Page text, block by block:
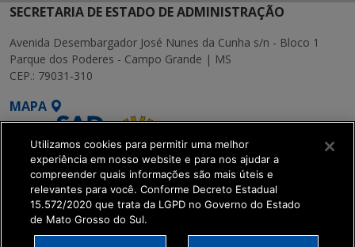
SECRETARIA DE ESTADO DE ADMINISTRAÇÃO
Avenida Desembargador José Nunes da Cunha s/n - Bloco 1
Parque dos Poderes - Campo Grande | MS
CEP.: 79031-310
MAPA
SETDIG | Secretaria-
Executiva de
Utilizamos cookies para permitir uma melhor
experiência em nosso website e para nos ajudar a
compreender quais informações são mais úteis e
relevantes para você. Conforme Decreto Estadual
15.572/2020 que trata da LGPD no Governo do Estado
de Mato Grosso do Sul.